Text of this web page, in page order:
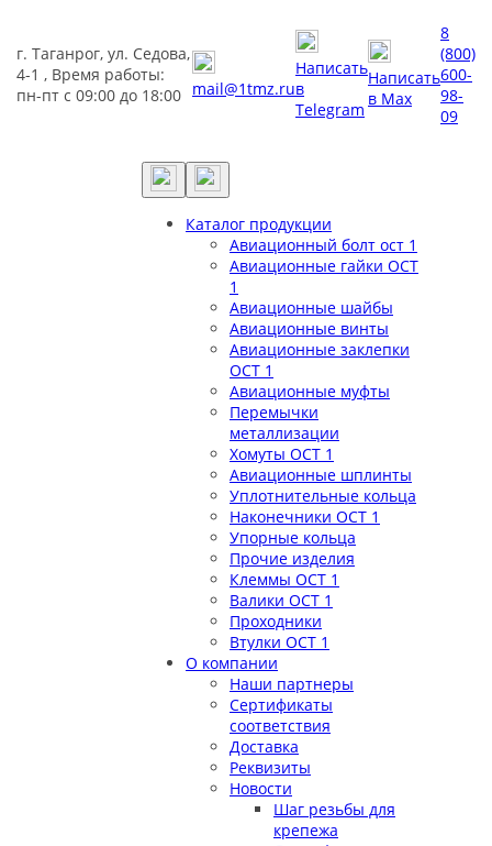
г. Таганрог, ул. Седова,
4-1 , Время работы:
пн-пт с 09:00 до 18:00 mail@1tmz.ru
Написать
в
Telegram
Написать
в Max
8
(800)
600-
98-
09
Каталог продукции
Авиационный болт ост 1
Авиационные гайки ОСТ
1
Авиационные шайбы
Авиационные винты
Авиационные заклепки
ОСТ 1
Авиационные муфты
Перемычки
металлизации
Хомуты ОСТ 1
Авиационные шплинты
Уплотнительные кольца
Наконечники ОСТ 1
Упорные кольца
Прочие изделия
Клеммы ОСТ 1
Валики ОСТ 1
Проходники
Втулки ОСТ 1
О компании
Наши партнеры
Сертификаты
соответствия
Доставка
Реквизиты
Новости
Шаг резьбы для
крепежа